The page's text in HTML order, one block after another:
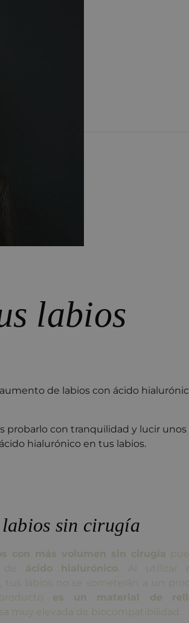
labios
de labios con ácido
probarlo con tranquilidad y lucir unos
hialurónico en tus labios.
sin cirugía
con más volumen sin cirugía
de ácido hialurónico . Al utilizar
tus labios no se someterán a un
es un material de
muy elevada de biocompatibilidad.